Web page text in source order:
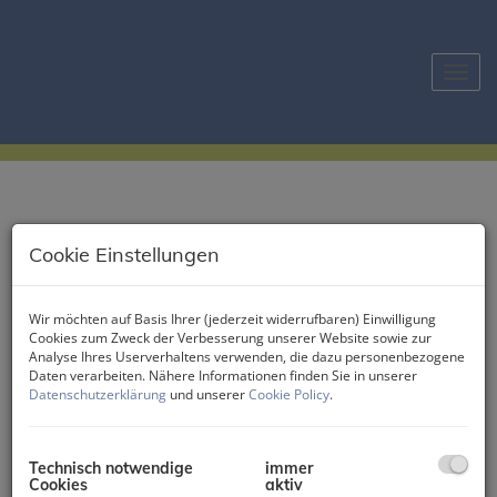
Herzlich Willkommen
bei IMMO-GITH!
Ich freue mich, Ihnen meine Dienstleistungen
anbieten zu dürfen.
Roland Gith
Cookie Einstellungen
Wir möchten auf Basis Ihrer (jederzeit widerrufbaren) Einwilligung
Cookies zum Zweck der Verbesserung unserer Website sowie zur
Analyse Ihres Userverhaltens verwenden, die dazu personenbezogene
Daten verarbeiten. Nähere Informationen finden Sie in unserer
Datenschutzerklärung und unsererCookie Policy.
Technisch notwendige
Cookies
immer
aktiv